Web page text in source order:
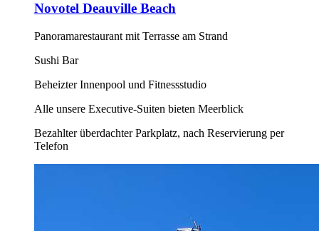
Novotel Deauville Beach
Panoramarestaurant mit Terrasse am Strand
Sushi Bar
Beheizter Innenpool und Fitnessstudio
Alle unsere Executive-Suiten bieten Meerblick
Bezahlter überdachter Parkplatz, nach Reservierung per
Telefon